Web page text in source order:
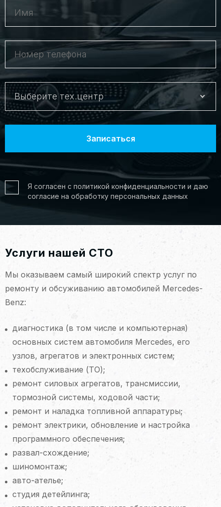
работ, мы сделаем обслуживание вашего
Мерседеса высококачественно и на высоком
профессиональном уровне. На все виды
выполненных работ нами предоставляется
гарантия — 1 год.
Выберите тех.центр
Я согласен с политикой конфиденциальности и даю
согласие на обработку персональных данных
Услуги нашей СТО
Мы оказываем самый широкий спектр услуг по
ремонту и обсуживанию автомобилей Mercedes-
Benz:
диагностика (в том числе и компьютерная)
основных систем автомобиля Mercedes, его
узлов, агрегатов и электронных систем;
техобслуживание (ТО);
ремонт силовых агрегатов, трансмиссии,
тормозной системы, ходовой части;
ремонт и наладка топливной аппаратуры;
ремонт электрики, обновление и настройка
программного обеспечения;
развал-схождение;
шиномонтаж;
авто-ателье;
студия детейлинга;